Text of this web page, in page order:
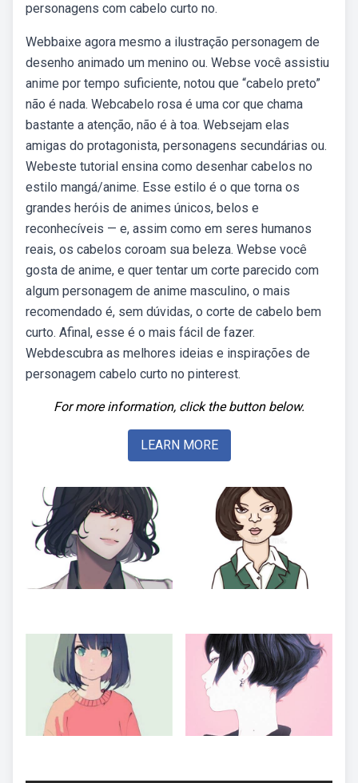
personagens com cabelo curto no.
Webbaixe agora mesmo a ilustração personagem de
desenho animado um menino ou. Webse você assistiu
anime por tempo suficiente, notou que “cabelo preto”
não é nada. Webcabelo rosa é uma cor que chama
bastante a atenção, não é à toa. Websejam elas
amigas do protagonista, personagens secundárias ou.
Webeste tutorial ensina como desenhar cabelos no
estilo mangá/anime. Esse estilo é o que torna os
grandes heróis de animes únicos, belos e
reconhecíveis — e, assim como em seres humanos
reais, os cabelos coroam sua beleza. Webse você
gosta de anime, e quer tentar um corte parecido com
algum personagem de anime masculino, o mais
recomendado é, sem dúvidas, o corte de cabelo bem
curto. Afinal, esse é o mais fácil de fazer.
Webdescubra as melhores ideias e inspirações de
personagem cabelo curto no pinterest.
For more information, click the button below.
LEARN MORE